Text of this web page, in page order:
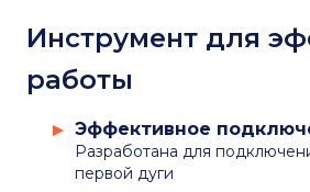
Инструмент для
работы
Эффективное
Разработана для
первой дуги